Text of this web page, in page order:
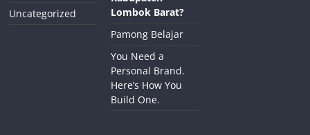
Uncategorized
Lombok Barat?
Pamong Belajar
You Need a
Personal Brand.
Here’s How You
Build One.